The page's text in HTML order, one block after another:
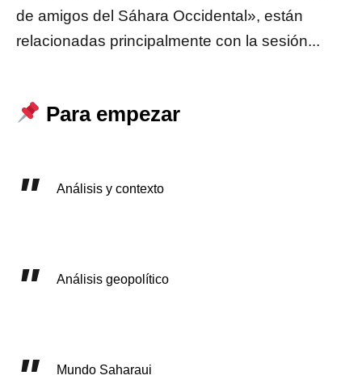
de amigos del Sáhara Occidental», están
relacionadas principalmente con la sesión...
Para empezar
Análisis y contexto
Análisis geopolítico
Mundo Saharaui